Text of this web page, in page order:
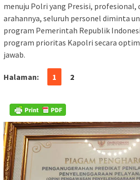
menuju Polri yang Presisi, profesional,
arahannya, seluruh personel diminta
program Pemerintah Republik
program prioritas Kapolri secara
jawab.
Halaman: 1 2